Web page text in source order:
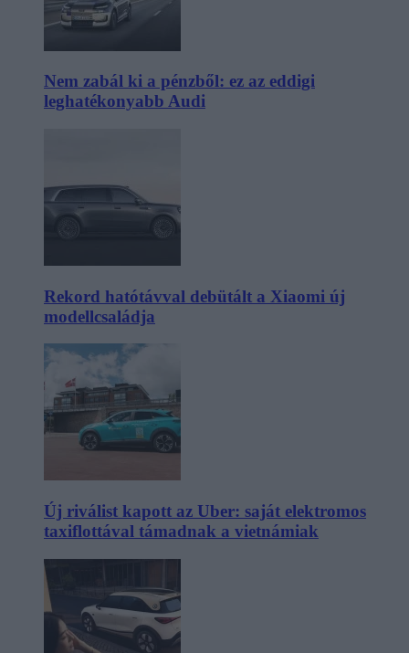
Nem zabál ki a pénzből: ez az eddigi
leghatékonyabb Audi
Rekord hatótávval debütált a Xiaomi új
modellcsaládja
Új riválist kapott az Uber: saját elektromos
taxiflottával támadnak a vietnámiak